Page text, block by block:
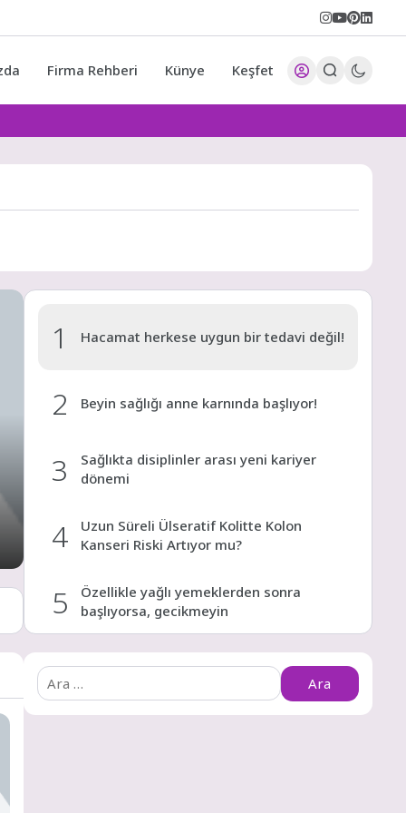
Firma Rehberi Künye Keşfet
1 Hacamat herkese uygun bir tedavi değil!
2 Beyin sağlığı anne karnında başlıyor!
3
Sağlıkta disiplinler arası yeni kariyer
dönemi
4
Uzun Süreli Ülseratif Kolitte Kolon
Kanseri Riski Artıyor mu?
5
Özellikle yağlı yemeklerden sonra
başlıyorsa, gecikmeyin
6
Böbreklerinizi Tehdit Eden Bu 3 Risk
Arama: